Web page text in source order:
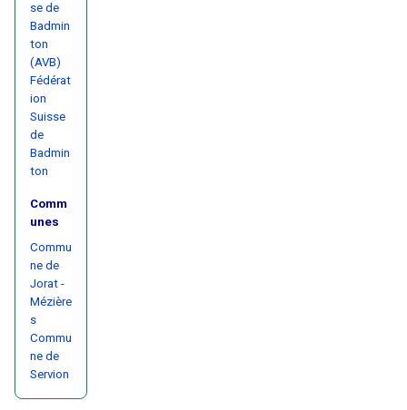
se de
Badmin
ton
(AVB)
Fédérat
ion
Suisse
de
Badmin
ton
Comm
unes
Commu
ne de
Jorat -
Mézière
s
Commu
ne de
Servion